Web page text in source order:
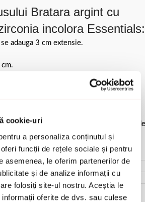
cookie-uri
a personaliza conținutul și
funcții de rețele sociale și pentru
asemenea, le oferim partenerilor de
și de analize informații cu
folosiți site-ul nostru. Aceștia le
oferite de dvs. sau culese
Bratara argint cu
incolora Essentials:
adauga 3 cm extensie.
original sau intr-un saculet de catifea
sau lovirea de alte materiale. Evitati
cosmetice. Dupa fiecare purtare este
o laveta curata pentru a evita depunerea de